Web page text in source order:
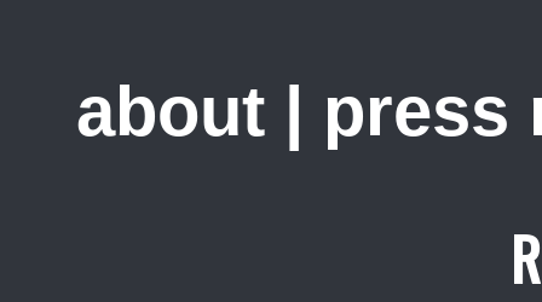
about | press